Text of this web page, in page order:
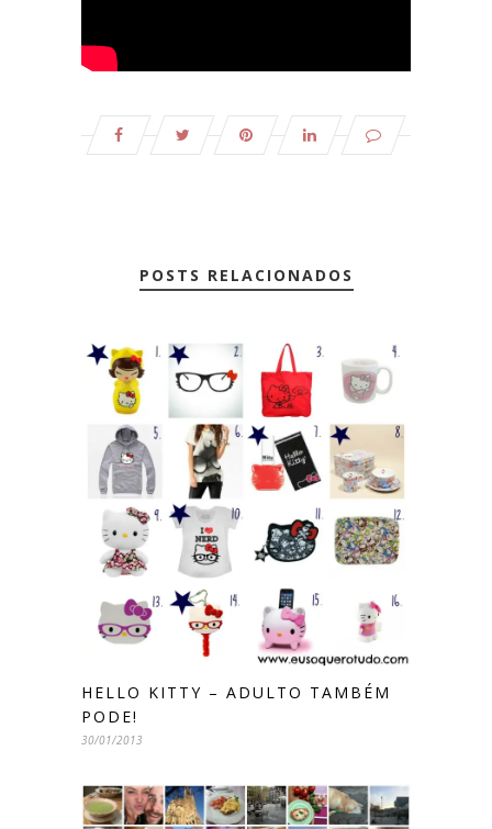
POSTS RELACIONADOS
HELLO KITTY – ADULTO TAMBÉM
PODE!
30/01/2013